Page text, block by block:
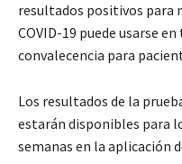
resultados positivos para
COVID-19 puede usarse
convalecencia para
Los resultados de la
estarán disponibles para
semanas en la aplicación